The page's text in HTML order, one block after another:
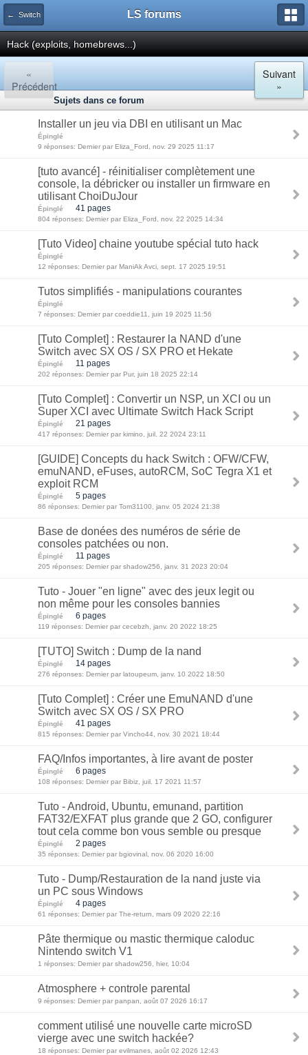
← Switch LS forums
Hack (exploits, homebrews...)
«
Précédent
Suivant
»
Sujets dans ce forum
Installer un jeu via DBI en utilisant un Mac
Épinglé
9 réponses: Dernier par Eliza_Ford, nov. 29 2025 11:17
[tuto avancé] - réinitialiser complètement une
console, la débricker ou installer un firmware en
utilisant ChoiDuJour
Épinglé 41 pages
804 réponses: Dernier par Eliza_Ford, nov. 22 2025 14:34
[Tuto Video] chaine youtube spécial tuto hack
Épinglé
12 réponses: Dernier par ManiAk Avci, sept. 17 2025 19:51
Tutos simplifiés - manipulations courantes
Épinglé
7 réponses: Dernier par coeddie11, juin 19 2025 11:56
[Tuto Complet] : Restaurer la NAND d'une
Switch avec SX OS / SX PRO et Hekate
Épinglé 11 pages
202 réponses: Dernier par Pur, juin 18 2025 22:14
[Tuto Complet] : Convertir un NSP, un XCI ou un
Super XCI avec Ultimate Switch Hack Script
Épinglé 21 pages
417 réponses: Dernier par kimino, juil. 22 2024 23:11
[GUIDE] Concepts du hack Switch : OFW/CFW,
emuNAND, eFuses, autoRCM, SoC Tegra X1 et
exploit RCM
Épinglé 5 pages
86 réponses: Dernier par Tom31100, janv. 05 2024 21:38
Base de donées des numéros de série de
consoles patchées ou non.
Épinglé 11 pages
205 réponses: Dernier par shadow256, janv. 31 2023 20:04
Tuto - Jouer "en ligne" avec des jeux legit ou
non même pour les consoles bannies
Épinglé 6 pages
119 réponses: Dernier par cecebzh, janv. 20 2022 18:25
[TUTO] Switch : Dump de la nand
Épinglé 14 pages
276 réponses: Dernier par latoupeum, janv. 10 2022 18:50
[Tuto Complet] : Créer une EmuNAND d'une
Switch avec SX OS / SX PRO
Épinglé 41 pages
815 réponses: Dernier par Vincho44, nov. 30 2021 18:44
FAQ/Infos importantes, à lire avant de poster
Épinglé 6 pages
108 réponses: Dernier par Bibiz, juil. 17 2021 11:57
Tuto - Android, Ubuntu, emunand, partition
FAT32/EXFAT plus grande que 2 GO, configurer
tout cela comme bon vous semble ou presque
Épinglé 2 pages
35 réponses: Dernier par bgiovinal, nov. 06 2020 16:00
Tuto - Dump/Restauration de la nand juste via
un PC sous Windows
Épinglé 4 pages
61 réponses: Dernier par The-return, mars 09 2020 22:16
Pâte thermique ou mastic thermique caloduc
Nintendo switch V1
1 réponses: Dernier par shadow256, hier, 10:04
Atmosphere + controle parental
9 réponses: Dernier par panpan, août 07 2026 16:17
comment utilisé une nouvelle carte microSD
vierge avec une switch hackée?
18 réponses: Dernier par evilmanes, août 02 2026 12:43